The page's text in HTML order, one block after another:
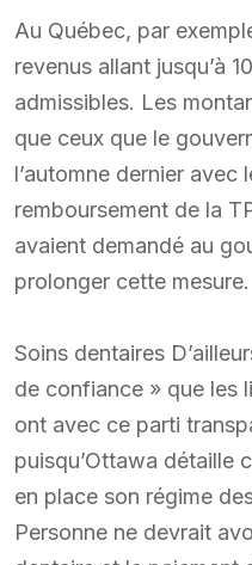
Au Québec, par
revenus allant jusqu’à
admissibles. Les
que ceux que le
l’automne dernier
remboursement de la
avaient demandé au
prolonger cette mesure.
Soins dentaires
de confiance » que les
ont avec ce parti
puisqu’Ottawa détaille
en place son régime
Personne ne devrait